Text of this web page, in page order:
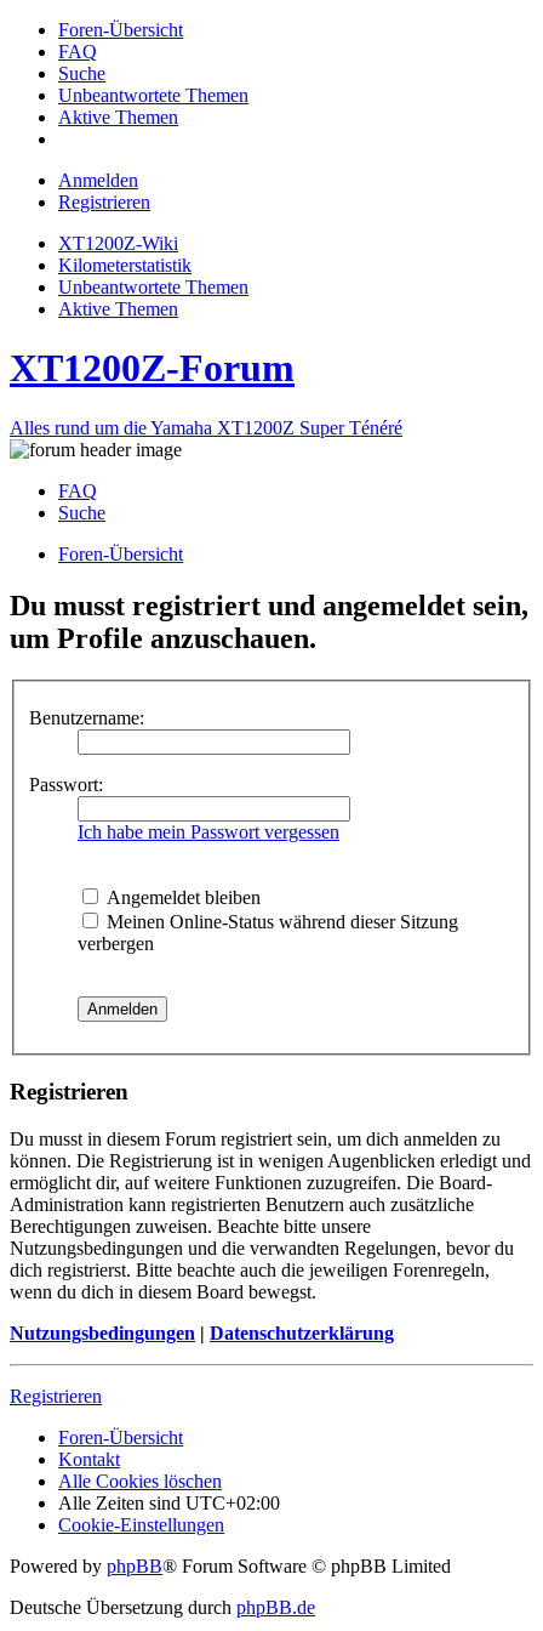
Foren-Übersicht
FAQ
Suche
Unbeantwortete Themen
Aktive Themen
Anmelden
Registrieren
XT1200Z-Wiki
Kilometerstatistik
Unbeantwortete Themen
Aktive Themen
XT1200Z-Forum
Alles rund um die Yamaha XT1200Z Super Ténéré
FAQ
Suche
Foren-Übersicht
Du musst registriert und angemeldet sein,
um Profile anzuschauen.
Benutzername:
Passwort:
Ich habe mein Passwort vergessen
Angemeldet bleiben
Meinen Online-Status während dieser Sitzung
verbergen
Registrieren
Du musst in diesem Forum registriert sein, um dich anmelden zu
können. Die Registrierung ist in wenigen Augenblicken erledigt und
ermöglicht dir, auf weitere Funktionen zuzugreifen. Die Board-
Administration kann registrierten Benutzern auch zusätzliche
Berechtigungen zuweisen. Beachte bitte unsere
Nutzungsbedingungen und die verwandten Regelungen, bevor du
dich registrierst. Bitte beachte auch die jeweiligen Forenregeln,
wenn du dich in diesem Board bewegst.
Nutzungsbedingungen | Datenschutzerklärung
Registrieren
Foren-Übersicht
Kontakt
Alle Cookies löschen
Alle Zeiten sind UTC+02:00
Cookie-Einstellungen
Powered by phpBB® Forum Software © phpBB Limited
Deutsche Übersetzung durch phpBB.de